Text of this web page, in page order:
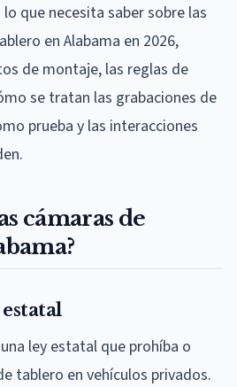
que necesita saber sobre las
en Alabama en 2026,
de montaje, las reglas de
se tratan las grabaciones de
prueba y las interacciones
cámaras de
ley estatal que prohíba o
tablero en vehículos privados.